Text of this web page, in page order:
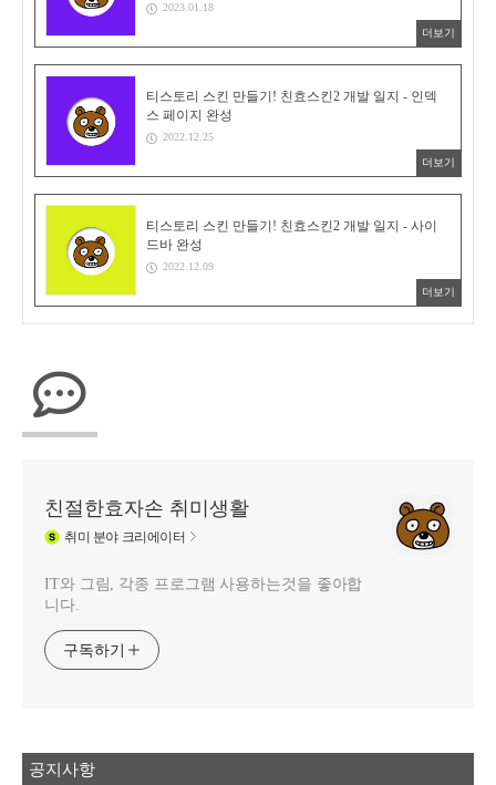
2023.01.18
더보기
티스토리 스킨 만들기! 친효스킨2 개발 일지 - 인덱
스 페이지 완성
2022.12.25
더보기
티스토리 스킨 만들기! 친효스킨2 개발 일지 - 사이
드바 완성
2022.12.09
더보기
친절한효자손 취미생활
취미 분야 크리에이터
IT와 그림, 각종 프로그램 사용하는것을 좋아합
니다.
구독하기
공지사항